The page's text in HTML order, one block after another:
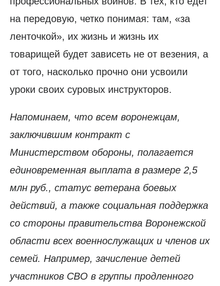
на передовую, четко понимая: там, «за
ленточкой», их жизнь и жизнь их
товарищей будет зависеть не от везения, а
от того, насколько прочно они усвоили
уроки своих суровых инструкторов.
Напоминаем, что всем воронежцам,
заключившим контракт с
Министерством обороны, полагается
единовременная выплата в размере 2,5
млн руб., статус ветерана боевых
действий, а также социальная поддержка
со стороны правительства Воронежской
области всех военнослужащих и членов их
семей. Например, зачисление детей
участников СВО в группы продленного